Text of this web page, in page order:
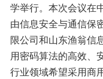
学举行。本次会议在
由信息安全与通信保
限公司和山东渔翁信
用密码算法的高效、
行业领域希望采用商